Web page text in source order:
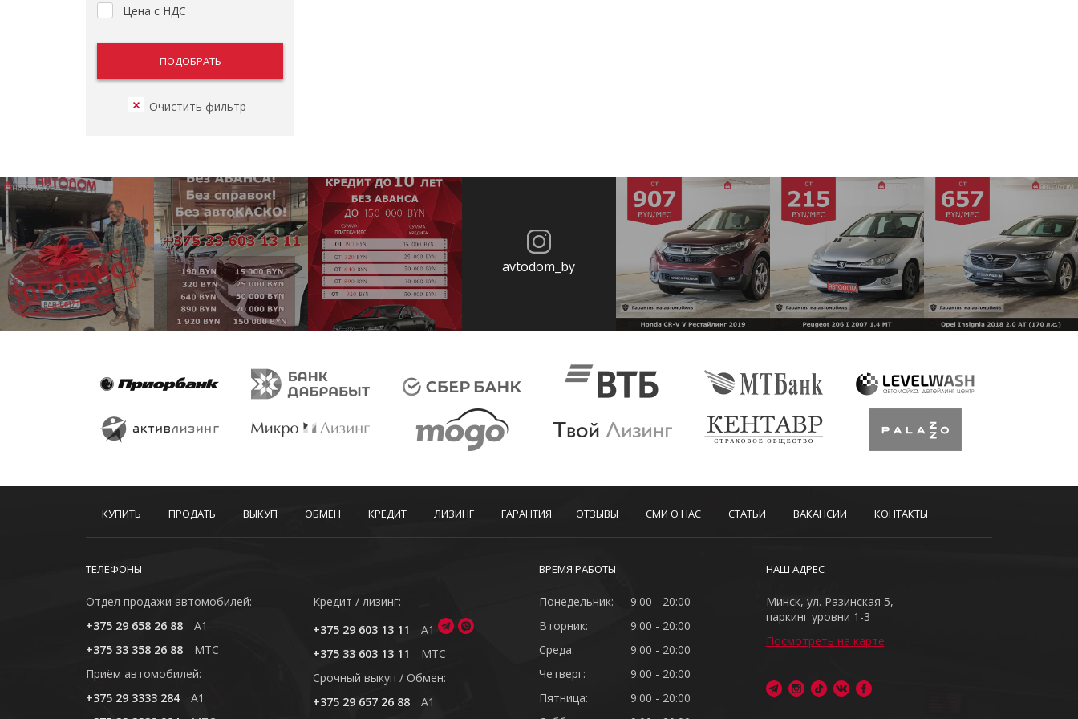
Цена с НДС
avtodom_by
КУПИТЬ ПРОДАТЬ ВЫКУП ОБМЕН КРЕДИТ ЛИЗИНГ ГАРАНТИЯ ОТЗЫВЫ СМИ О НАС СТАТЬИ ВАКАНСИИ КОНТАКТЫ
ТЕЛЕФОНЫ
Отдел продажи автомобилей:
+375 29 658 26 88
A1
+375 33 358 26 88
MTC
Приём автомобилей:
+375 29 3333 284
A1
Кредит / лизинг:
+375 29 603 13 11
A1
+375 33 603 13 11
MTC
Cрочный выкуп / Обмен:
+375 29 657 26 88
A1
ВРЕМЯ РАБОТЫ
Понедельник:
9:00 - 20:00
Вторник:
9:00 - 20:00
Среда:
9:00 - 20:00
Четверг:
9:00 - 20:00
Пятница:
9:00 - 20:00
НАШ АДРЕС
Минск, ул. Разинская 5,
паркинг уровни 1-3
Посмотреть на карте